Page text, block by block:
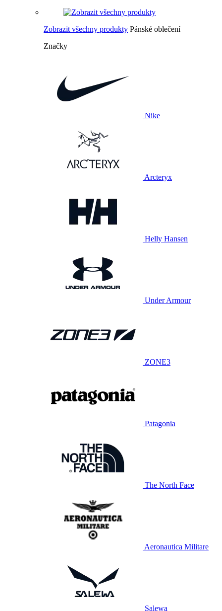
Zobrazit všechny produkty Pánské oblečení
Značky
Nike
Arcteryx
Helly Hansen
Under Armour
ZONE3
Patagonia
The North Face
Aeronautica Militare
Salewa